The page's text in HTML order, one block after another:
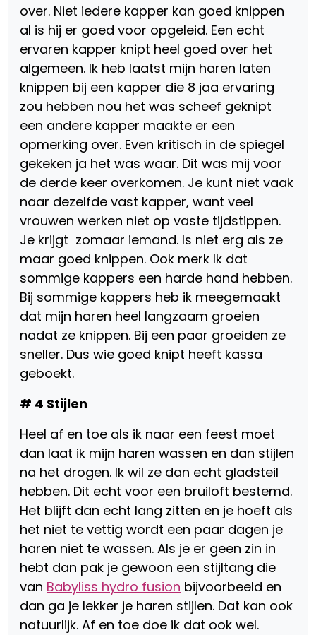
over. Niet iedere kapper kan goed knippen
al is hij er goed voor opgeleid. Een echt
ervaren kapper knipt heel goed over het
algemeen. Ik heb laatst mijn haren laten
knippen bij een kapper die 8 jaa ervaring
zou hebben nou het was scheef geknipt
een andere kapper maakte er een
opmerking over. Even kritisch in de spiegel
gekeken ja het was waar. Dit was mij voor
de derde keer overkomen. Je kunt niet vaak
naar dezelfde vast kapper, want veel
vrouwen werken niet op vaste tijdstippen.
Je krijgt zomaar iemand. Is niet erg als ze
maar goed knippen. Ook merk Ik dat
sommige kappers een harde hand hebben.
Bij sommige kappers heb ik meegemaakt
dat mijn haren heel langzaam groeien
nadat ze knippen. Bij een paar groeiden ze
sneller. Dus wie goed knipt heeft kassa
geboekt.
# 4 Stijlen
Heel af en toe als ik naar een feest moet
dan laat ik mijn haren wassen en dan stijlen
na het drogen. Ik wil ze dan echt gladsteil
hebben. Dit echt voor een bruiloft bestemd.
Het blijft dan echt lang zitten en je hoeft als
het niet te vettig wordt een paar dagen je
haren niet te wassen. Als je er geen zin in
hebt dan pak je gewoon een stijltang die
van Babyliss hydro fusion bijvoorbeeld en
dan ga je lekker je haren stijlen. Dat kan ook
natuurlijk. Af en toe doe ik dat ook wel.